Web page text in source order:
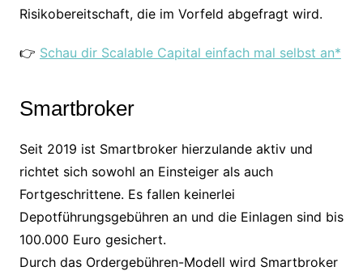
Risikobereitschaft, die im Vorfeld abgefragt wird.
👉 Schau dir Scalable Capital einfach mal selbst an*
Smartbroker
Seit 2019 ist Smartbroker hierzulande aktiv und
richtet sich sowohl an Einsteiger als auch
Fortgeschrittene. Es fallen keinerlei
Depotführungsgebühren an und die Einlagen sind bis
100.000 Euro gesichert.
Durch das Ordergebühren-Modell wird Smartbroker